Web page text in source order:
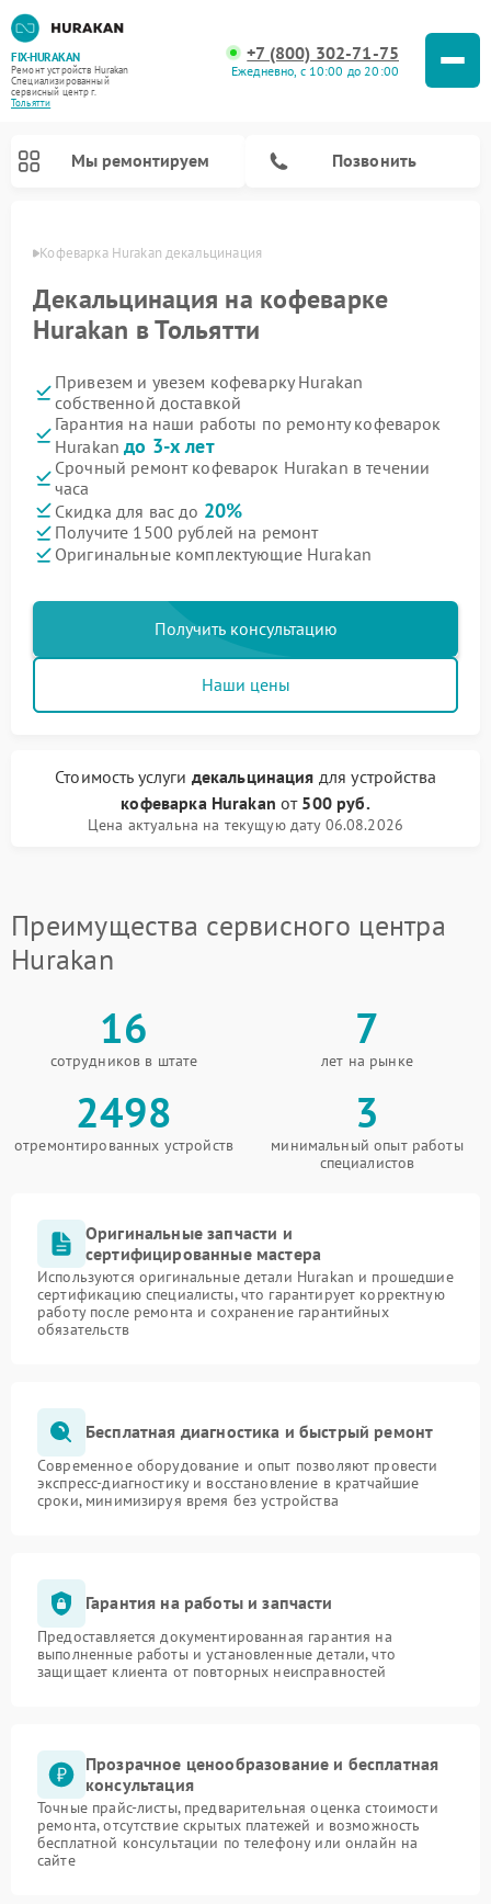
FIX-HURAKAN
Ремонт устройств Hurakan
Специализированный
cервисный центр г.
Тольятти
+7 (800) 302-71-75
Ежедневно, с 10:00 до 20:00
Мы ремонтируем Позвонить
Кофеварка Hurakan декальцинация
Декальцинация на кофеварке
Hurakan в Тольятти
Привезем и увезем кофеварку Hurakan
собственной доставкой
Гарантия на наши работы по ремонту кофеварок
Hurakanдо 3-х лет
Срочный ремонт кофеварок Hurakan в течении
часа
Скидка для вас до 20%
Получите 1500 рублей на ремонт
Оригинальные комплектующие Hurakan
Получить консультацию
Наши цены
Стоимость услуги декальцинация для устройства
кофеварка Hurakan от 500 руб.
Цена актуальна на текущую дату 06.08.2026
Преимущества сервисного центра
Hurakan
16
сотрудников в штате
7
лет на рынке
2498
отремонтированных устройств
3
минимальный опыт работы
специалистов
Оригинальные запчасти и
сертифицированные мастера
Используются оригинальные детали Hurakan и прошедшие
сертификацию специалисты, что гарантирует корректную
работу после ремонта и сохранение гарантийных
обязательств
Бесплатная диагностика и быстрый ремонт
Современное оборудование и опыт позволяют провести
экспресс-диагностику и восстановление в кратчайшие
сроки, минимизируя время без устройства
Гарантия на работы и запчасти
Предоставляется документированная гарантия на
выполненные работы и установленные детали, что
защищает клиента от повторных неисправностей
Прозрачное ценообразование и бесплатная
консультация
Точные прайс-листы, предварительная оценка стоимости
ремонта, отсутствие скрытых платежей и возможность
бесплатной консультации по телефону или онлайн на
сайте